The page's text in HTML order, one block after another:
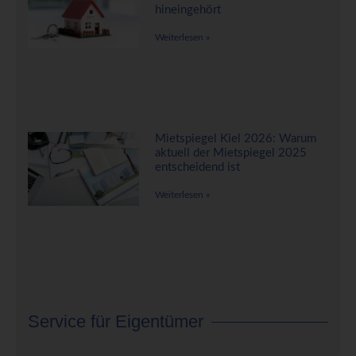
hineingehört
Weiterlesen »
Mietspiegel Kiel 2026: Warum
aktuell der Mietspiegel 2025
entscheidend ist
Weiterlesen »
Service für Eigentümer